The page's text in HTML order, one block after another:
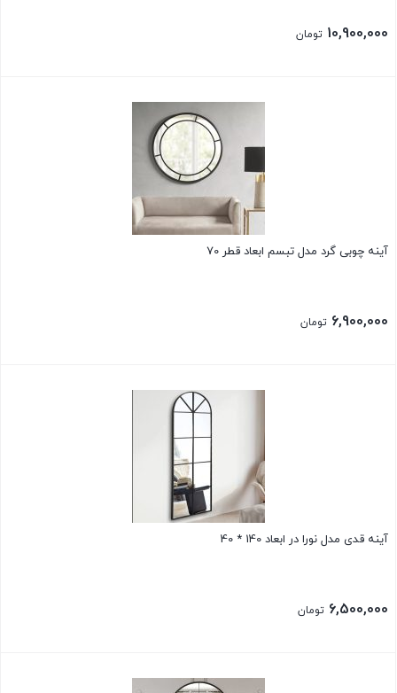
10,900,000 تومان
آینه چوبی گرد مدل تبسم ابعاد قطر 70
6,900,000 تومان
آینه قدی مدل نورا در ابعاد 140 * 40
6,500,000 تومان